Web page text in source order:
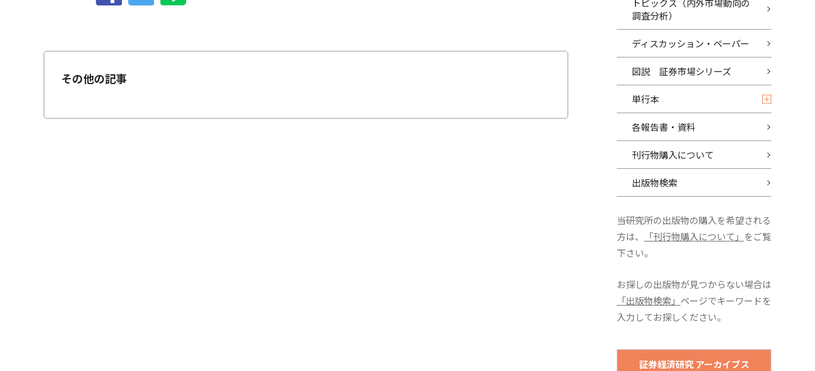
その他の記事
トピックス（内外市場動向の
調査分析）
ディスカッション・ペーパー
図説 証券市場シリーズ
単行本
各報告書・資料
刊行物購入について
出版物検索
当研究所の出版物の購入を希望される
方は、
「刊行物購入について」 をご覧
下さい。
お探しの出版物が見つからない場合は
「出版物検索」 ページでキーワードを
入力してお探しください。
証券経済研究 アーカイブス